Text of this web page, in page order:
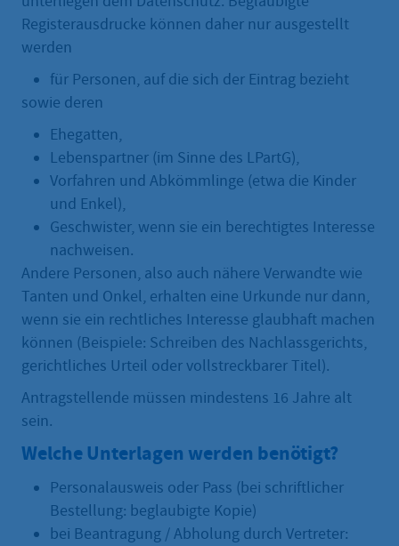
Registerausdrucke können daher nur ausgestellt
werden
für Personen, auf die sich der Eintrag bezieht
sowie deren
Ehegatten,
Lebenspartner (im Sinne des LPartG),
Vorfahren und Abkömmlinge (etwa die Kinder
und Enkel),
Geschwister, wenn sie ein berechtigtes Interesse
nachweisen.
Andere Personen, also auch nähere Verwandte wie
Tanten und Onkel, erhalten eine Urkunde nur dann,
wenn sie ein rechtliches Interesse glaubhaft machen
können (Beispiele: Schreiben des Nachlassgerichts,
gerichtliches Urteil oder vollstreckbarer Titel).
Antragstellende müssen mindestens 16 Jahre alt
sein.
Welche Unterlagen werden benötigt?
Personalausweis oder Pass (bei schriftlicher
Bestellung: beglaubigte Kopie)
bei Beantragung / Abholung durch Vertreter: